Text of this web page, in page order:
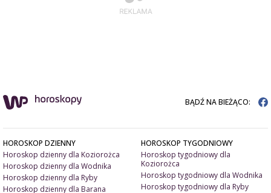
BĄDŹ NA BIEŻĄCO:
HOROSKOP DZIENNY
Horoskop dzienny dla Koziorożca
Horoskop dzienny dla Wodnika
Horoskop dzienny dla Ryby
Horoskop dzienny dla Barana
HOROSKOP TYGODNIOWY
Horoskop tygodniowy dla
Koziorożca
Horoskop tygodniowy dla Wodnika
Horoskop tygodniowy dla Ryby